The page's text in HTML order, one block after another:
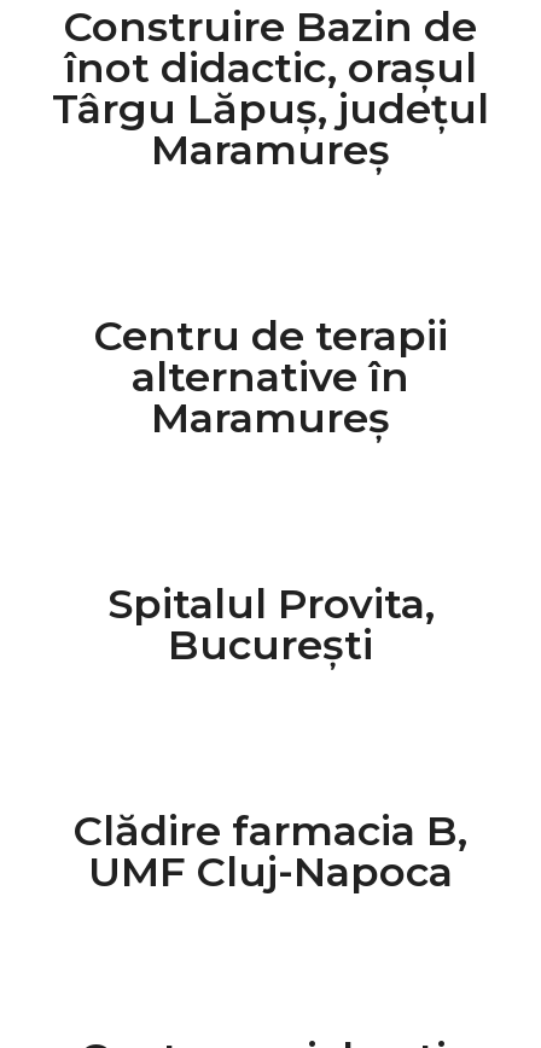
Construire Bazin de
înot didactic, orașul
Târgu Lăpuș, județul
Maramureș
Centru de terapii
alternative în
Maramureș
Spitalul Provita,
București
Clădire farmacia B,
UMF Cluj-Napoca